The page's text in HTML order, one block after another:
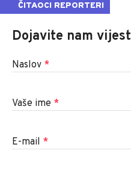
ČITAOCI REPORTERI
Dojavite nam vijest
Naslov *
Vaše ime *
E-mail *